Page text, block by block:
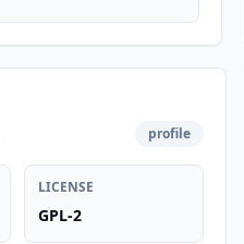
profile
LICENSE
GPL-2